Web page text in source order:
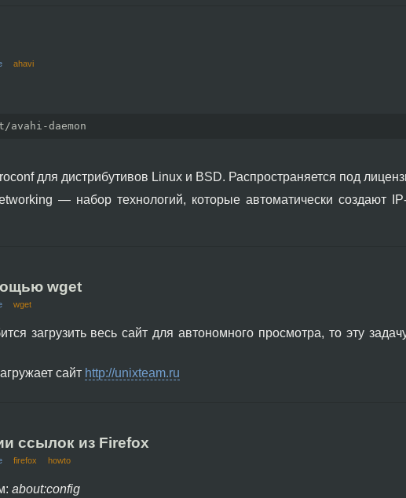
ahavi
/avahi-daemon
для дистрибутивов Linux и BSD. Распространяется под
— набор технологий, которые автоматически создают
wget
wget
загрузить весь сайт для автономного просмотра, то эту
сайт http://unixteam.ru
ссылок из Firefox
firefox howto
about:config